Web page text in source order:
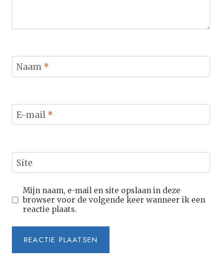
Naam *
E-mail *
Site
Mijn naam, e-mail en site opslaan in deze
browser voor de volgende keer wanneer ik een
reactie plaats.